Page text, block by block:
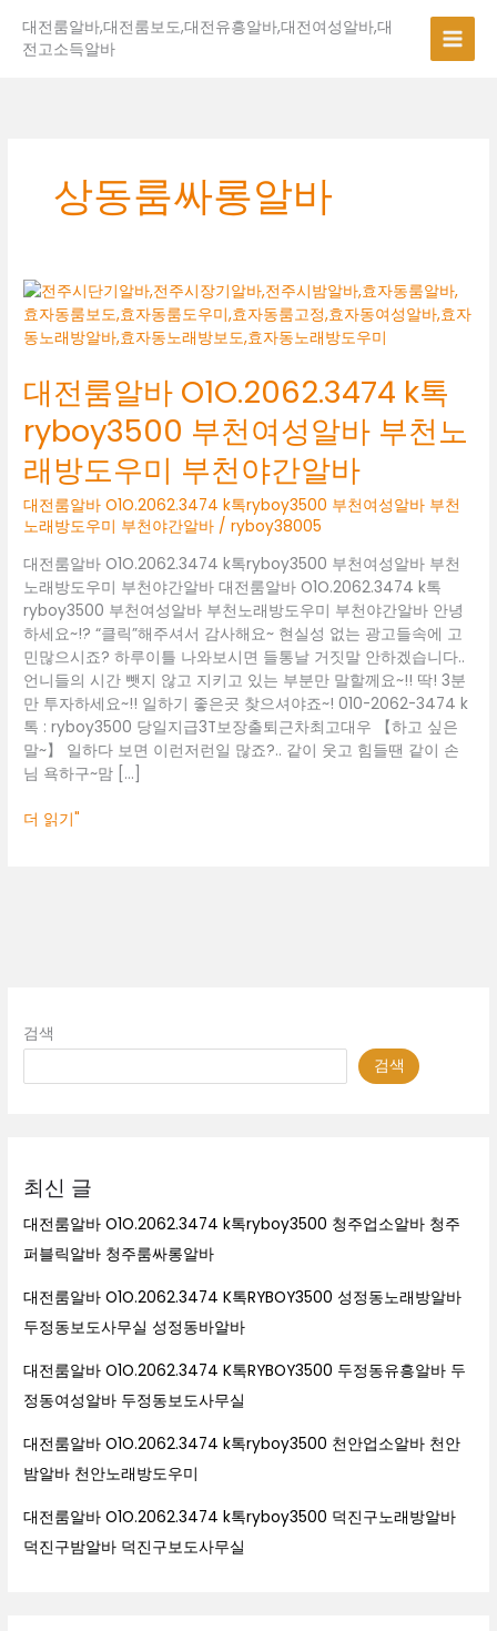
대전룸알바,대전룸보도,대전유흥알바,대전여성알바,대
전고소득알바
상동룸싸롱알바
대전룸알바 O1O.2062.3474 k톡
ryboy3500 부천여성알바 부천노
래방도우미 부천야간알바
대전룸알바 O1O.2062.3474 k톡ryboy3500 부천여성알바 부천
노래방도우미 부천야간알바 /ryboy38005
대전룸알바 O1O.2062.3474 k톡ryboy3500 부천여성알바 부천
노래방도우미 부천야간알바 대전룸알바 O1O.2062.3474 k톡
ryboy3500 부천여성알바 부천노래방도우미 부천야간알바 안녕
하세요~!? “클릭”해주셔서 감사해요~ 현실성 없는 광고들속에 고
민많으시죠? 하루이틀 나와보시면 들통날 거짓말 안하겠습니다..
언니들의 시간 뺏지 않고 지키고 있는 부분만 말할께요~!! 딱! 3분
만 투자하세요~!! 일하기 좋은곳 찾으셔야죠~! 010-2062-3474 k
톡 : ryboy3500 당일지급3T보장출퇴근차최고대우 【하고 싶은
말~】 일하다 보면 이런저런일 많죠?.. 같이 웃고 힘들땐 같이 손
님 욕하구~맘 […]
대
전
룸
바
O1O.2062.3474
k
톡
ryboy3500
부
천
성
알
바
부
천
노
래
방
도
우
부
더 읽기"
검색
검색
최신 글
대전룸알바 O1O.2062.3474 k톡ryboy3500 청주업소알바 청주
퍼블릭알바 청주룸싸롱알바
대전룸알바 O1O.2062.3474 K톡RYBOY3500 성정동노래방알바
두정동보도사무실 성정동바알바
대전룸알바 O1O.2062.3474 K톡RYBOY3500 두정동유흥알바 두
정동여성알바 두정동보도사무실
대전룸알바 O1O.2062.3474 k톡ryboy3500 천안업소알바 천안
밤알바 천안노래방도우미
대전룸알바 O1O.2062.3474 k톡ryboy3500 덕진구노래방알바
덕진구밤알바 덕진구보도사무실